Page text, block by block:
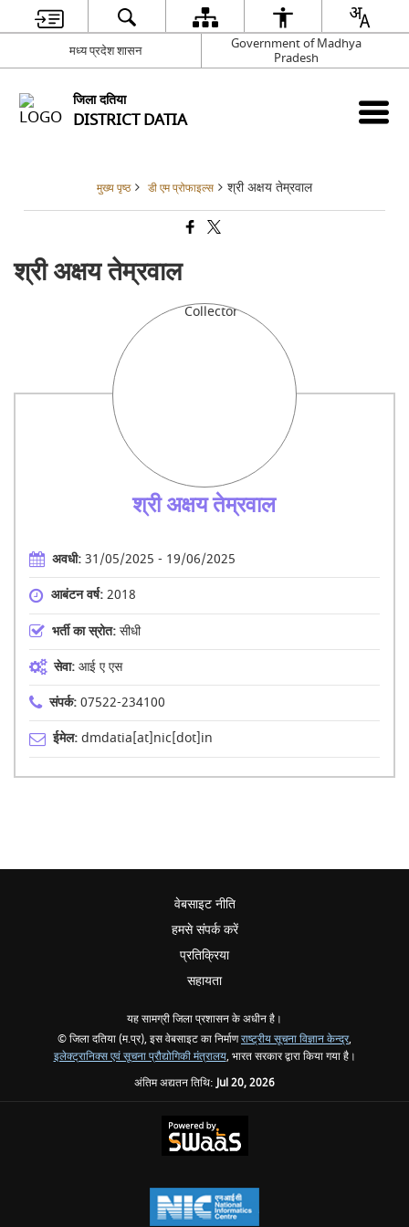
मध्य प्रदेश शासन
Government of Madhya
Pradesh
जिला दतिया
DISTRICT DATIA
मुख्य पृष्ठ डी एम प्रोफाइल्स श्री अक्षय तेम्रवाल
श्री अक्षय तेम्रवाल
श्री अक्षय तेम्रवाल
अवधी:31/05/2025 - 19/06/2025
आबंटन वर्ष:2018
भर्ती का स्रोत:सीधी
सेवा:आई ए एस
संपर्क:07522-234100
ईमेल:dmdatia[at]nic[dot]in
वेबसाइट नीति
हमसे संपर्क करें
प्रतिक्रिया
सहायता
यह सामग्री जिला प्रशासन के अधीन है।
© जिला दतिया (म.प्र), इस वेबसाइट का निर्माणराष्ट्रीय सूचना विज्ञान केन्द्र,
इलेक्ट्रानिक्स एवं सूचना प्रौद्योगिकी मंत्रालय, भारत सरकार द्वारा किया गया है।
अंतिम अद्यतन तिथि:Jul 20, 2026